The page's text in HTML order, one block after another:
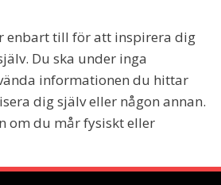
enbart till för att inspirera dig
Du ska under inga
informationen du hittar
dig själv eller någon annan.
om du mår fysiskt eller